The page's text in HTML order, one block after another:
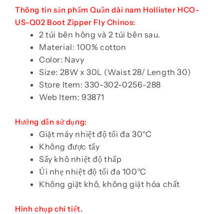
Thông tin sản phẩm Quần dài nam Hollister HCO-
US-Q02 Boot Zipper Fly Chinos:
2 túi bên hông và 2 túi bên sau.
Material: 100% cotton
Color: Navy
Size: 28W x 30L (Waist 28/ Length 30)
Store Item: 330-302-0256-288
Web Item: 93871
Hướng dẫn sử dụng:
Giặt máy nhiệt độ tối đa 30°C
Không được tẩy
Sấy khô nhiệt độ thấp
Ủi nhẹ nhiệt độ tối đa 100°C
Không giặt khô, không giặt hóa chất
Hình chụp chi tiết.